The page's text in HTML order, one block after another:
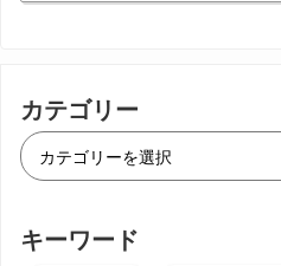
カテゴリー
キーワード